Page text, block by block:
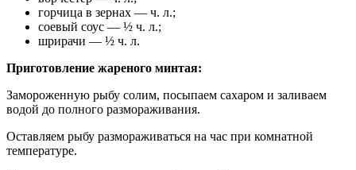
горчица в зернах — ч. л.;
соевый соус — ½ ч. л.;
шрирачи — ½ ч. л.
Приготовление жареного минтая:
Замороженную рыбу солим, посыпаем сахаром и заливаем
водой до полного размораживания.
Оставляем рыбу размораживаться на час при комнатной
температуре.